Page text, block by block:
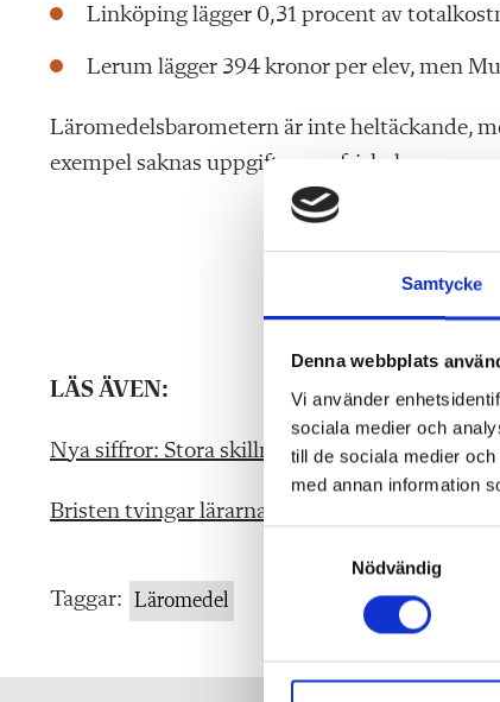
Samtycke
Denna webbplats
Vi använder
sociala medier och
till de sociala medier
med annan information
Nödvändig
Linköping lägger 0,31 procent av
Lerum lägger 394 kronor per elev, men
Läromedelsbarometern är inte heltäckande,
exempel saknas uppgifter om friskolorna.
LÄS ÄVEN:
Nya siffror: Stora skillnader i inköp av
Bristen tvingar lärarna att bryta mot skollagen
Taggar: Läromedel